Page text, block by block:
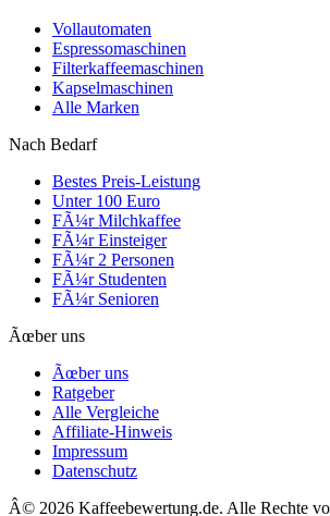
Vollautomaten
Espressomaschinen
Filterkaffeemaschinen
Kapselmaschinen
Alle Marken
Nach Bedarf
Bestes Preis-Leistung
Unter 100 Euro
FÃ¼r Milchkaffee
FÃ¼r Einsteiger
FÃ¼r 2 Personen
FÃ¼r Studenten
FÃ¼r Senioren
Ãœber uns
Ãœber uns
Ratgeber
Alle Vergleiche
Affiliate-Hinweis
Impressum
Datenschutz
Â© 2026 Kaffeebewertung.de. Alle Rechte